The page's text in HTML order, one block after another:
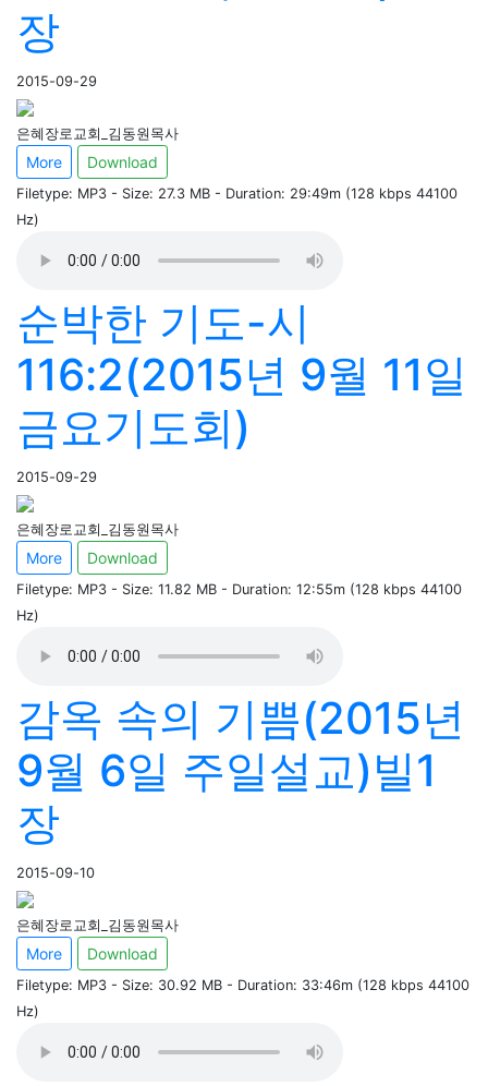
장
2015-09-29
은혜장로교회_김동원목사
More Download
Filetype: MP3 - Size: 27.3 MB - Duration: 29:49m (128 kbps 44100
Hz)
순박한 기도-시
116:2(2015년 9월 11일
금요기도회)
2015-09-29
은혜장로교회_김동원목사
More Download
Filetype: MP3 - Size: 11.82 MB - Duration: 12:55m (128 kbps 44100
Hz)
감옥 속의 기쁨(2015년
9월 6일 주일설교)빌1
장
2015-09-10
은혜장로교회_김동원목사
More Download
Filetype: MP3 - Size: 30.92 MB - Duration: 33:46m (128 kbps 44100
Hz)